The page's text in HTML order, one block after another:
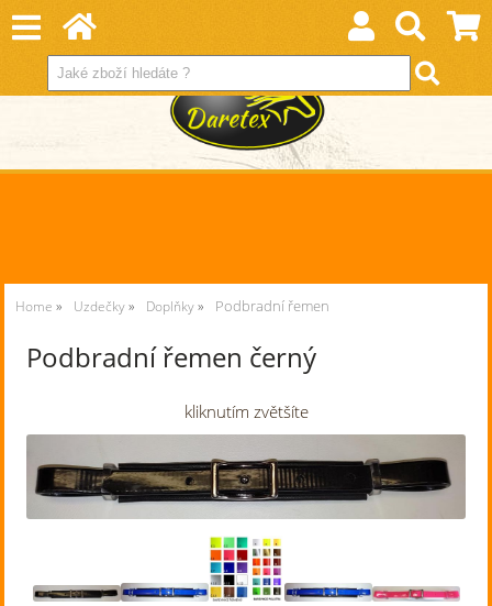
Home Uzdečky Doplňky Podbradní řemen
Podbradní řemen černý
kliknutím zvětšíte